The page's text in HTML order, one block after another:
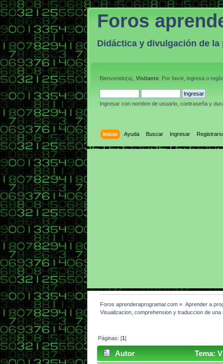
Foros
Didáctica y divulgación de la
Bienvenido(a), Visitante . Por favor, ingresa o
Ingresar con nombre de usuario, contraseña y
Inicio Ayuda Buscar Ingresar
Foros aprenderaprogramar.com » Aprender a
Visualizacion, comprehension y traduccion de una
Páginas: [1]
Autor
Tema: